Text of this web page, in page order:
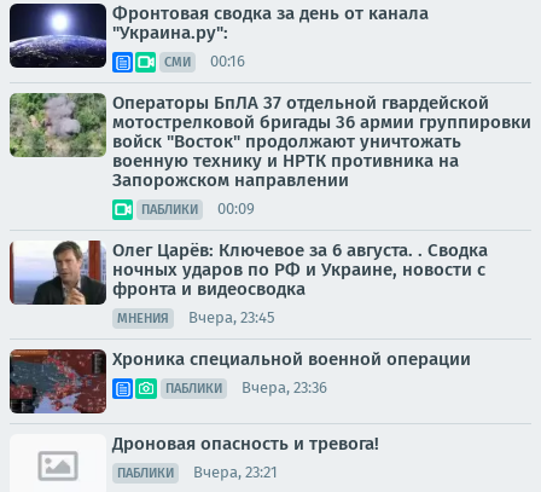
Фронтовая сводка за день от канала
"Украина.ру":
СМИ 00:16
Операторы БпЛА 37 отдельной гвардейской
мотострелковой бригады 36 армии группировки
войск "Восток" продолжают уничтожать
военную технику и НРТК противника на
Запорожском направлении
ПАБЛИКИ 00:09
Олег Царёв: Ключевое за 6 августа. . Сводка
ночных ударов по РФ и Украине, новости с
фронта и видеосводка
МНЕНИЯ Вчера, 23:45
Хроника специальной военной операции
ПАБЛИКИ Вчера, 23:36
Дроновая опасность и тревога!
ПАБЛИКИ Вчера, 23:21